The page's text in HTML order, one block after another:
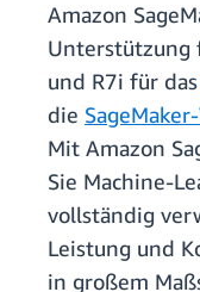
Amazon
Unterstützung
und R7i für das
die
Mit Amazon
Sie Machine-
vollständig
Leistung und
in großem